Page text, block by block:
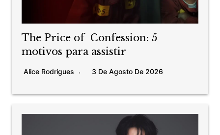
The Price of Confession: 5
motivos para assistir
Alice Rodrigues 3 De Agosto De 2026